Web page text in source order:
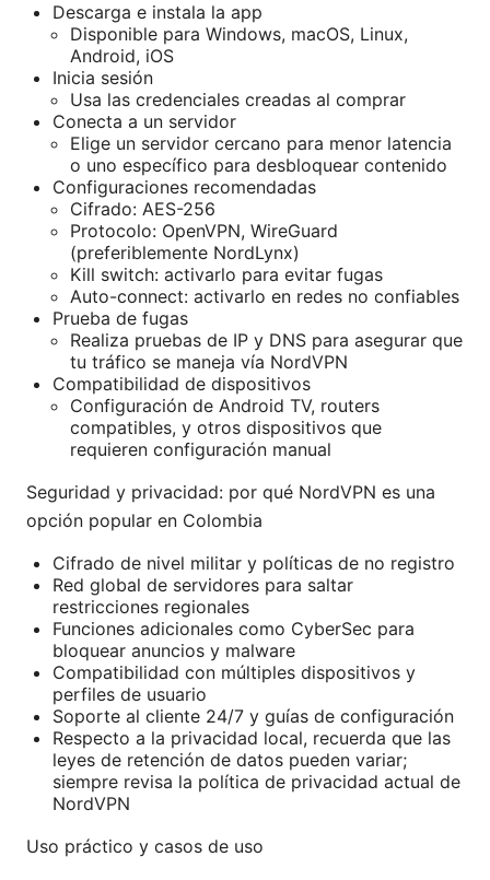
Descarga e instala la app
Disponible para Windows, macOS, Linux,
Android, iOS
Inicia sesión
Usa las credenciales creadas al comprar
Conecta a un servidor
Elige un servidor cercano para menor latencia
o uno específico para desbloquear contenido
Configuraciones recomendadas
Cifrado: AES-256
Protocolo: OpenVPN, WireGuard
(preferiblemente NordLynx)
Kill switch: activarlo para evitar fugas
Auto-connect: activarlo en redes no confiables
Prueba de fugas
Realiza pruebas de IP y DNS para asegurar que
tu tráfico se maneja vía NordVPN
Compatibilidad de dispositivos
Configuración de Android TV, routers
compatibles, y otros dispositivos que
requieren configuración manual
Seguridad y privacidad: por qué NordVPN es una
opción popular en Colombia
Cifrado de nivel militar y políticas de no registro
Red global de servidores para saltar
restricciones regionales
Funciones adicionales como CyberSec para
bloquear anuncios y malware
Compatibilidad con múltiples dispositivos y
perfiles de usuario
Soporte al cliente 24/7 y guías de configuración
Respecto a la privacidad local, recuerda que las
leyes de retención de datos pueden variar;
siempre revisa la política de privacidad actual de
NordVPN
Uso práctico y casos de uso